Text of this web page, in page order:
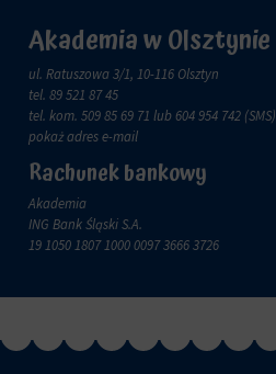
Akademia w Olsztynie
ul. Ratuszowa 3/1, 10-116 Olsztyn
tel. 89 521 87 45
tel. kom. 509 85 69 71 lub 604 954 742 (SMS)
pokaż adres e-mail
Rachunek bankowy
Akademia
ING Bank Śląski S.A.
19 1050 1807 1000 0097 3666 3726